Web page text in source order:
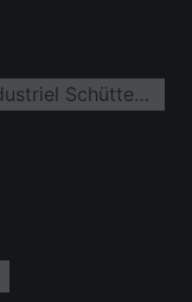
Nouveau chantier dans le parc industriel Schütte-Lanz-Park